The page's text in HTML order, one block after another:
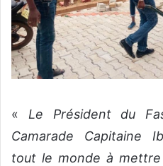
« Le
Président du
Camarade Capitaine
tout le monde à